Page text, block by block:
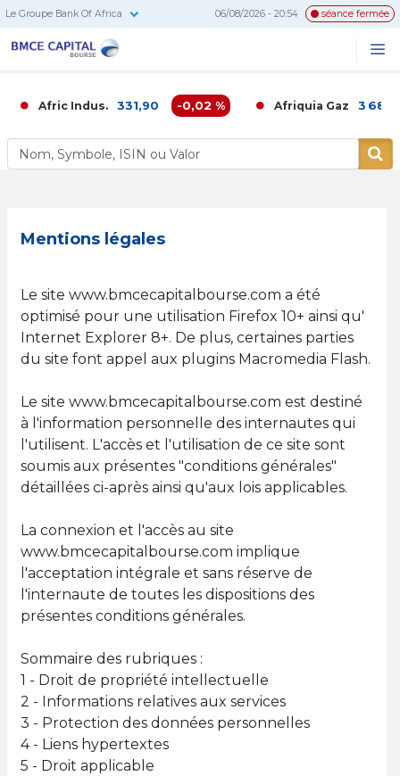
Le Groupe Bank Of Africa 06/08/2026 - 20:54 séance fermée
Afric Indus. 331,90 -0,02 % Afriquia Gaz 3 686,00
Mentions légales
Le site www.bmcecapitalbourse.com a été
optimisé pour une utilisation Firefox 10+ ainsi qu'
Internet Explorer 8+. De plus, certaines parties
du site font appel aux plugins Macromedia Flash.
Le site www.bmcecapitalbourse.com est destiné
à l'information personnelle des internautes qui
l'utilisent. L'accès et l'utilisation de ce site sont
soumis aux présentes "conditions générales"
détaillées ci-après ainsi qu'aux lois applicables.
La connexion et l'accès au site
www.bmcecapitalbourse.com implique
l'acceptation intégrale et sans réserve de
l'internaute de toutes les dispositions des
présentes conditions générales.
Sommaire des rubriques :
1 - Droit de propriété intellectuelle
2 - Informations relatives aux services
3 - Protection des données personnelles
4 - Liens hypertextes
5 - Droit applicable